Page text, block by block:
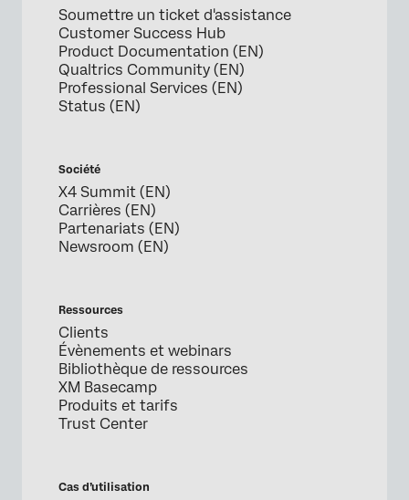
Soumettre un ticket d'assistance
Customer Success Hub
Product Documentation (EN)
Qualtrics Community (EN)
Professional Services (EN)
Status (EN)
Société
X4 Summit (EN)
Carrières (EN)
Partenariats (EN)
Newsroom (EN)
Ressources
Clients
Évènements et webinars
Bibliothèque de ressources
XM Basecamp
Produits et tarifs
Trust Center
Cas d’utilisation